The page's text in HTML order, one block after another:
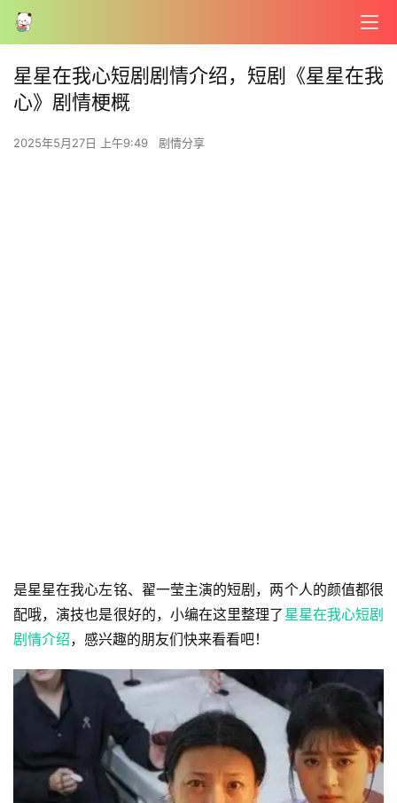
星星在我心短剧剧情介绍，短剧《星星在我
心》剧情梗概
2025年5月27日 上午9:49 剧情分享
是星星在我心左铭、翟一莹主演的短剧，两个人的颜值都很
配哦，演技也是很好的，小编在这里整理了 星星在我心短剧
剧情介绍，感兴趣的朋友们快来看看吧！